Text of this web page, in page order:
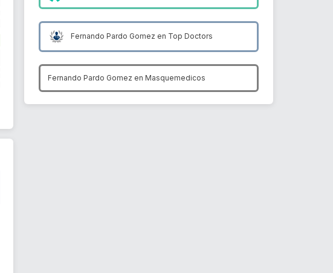
Fernando Pardo Gomez en Top Doctors
Fernando Pardo Gomez en Masquemedicos